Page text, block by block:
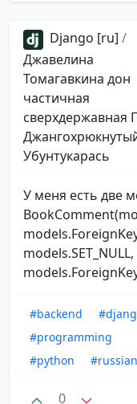
Django [ru] /
Джавелина
Томагавкина дон
частичная
сверхдержавная
Убунтукарась
У меня есть две
#backend
#programming
#python
#russian
0